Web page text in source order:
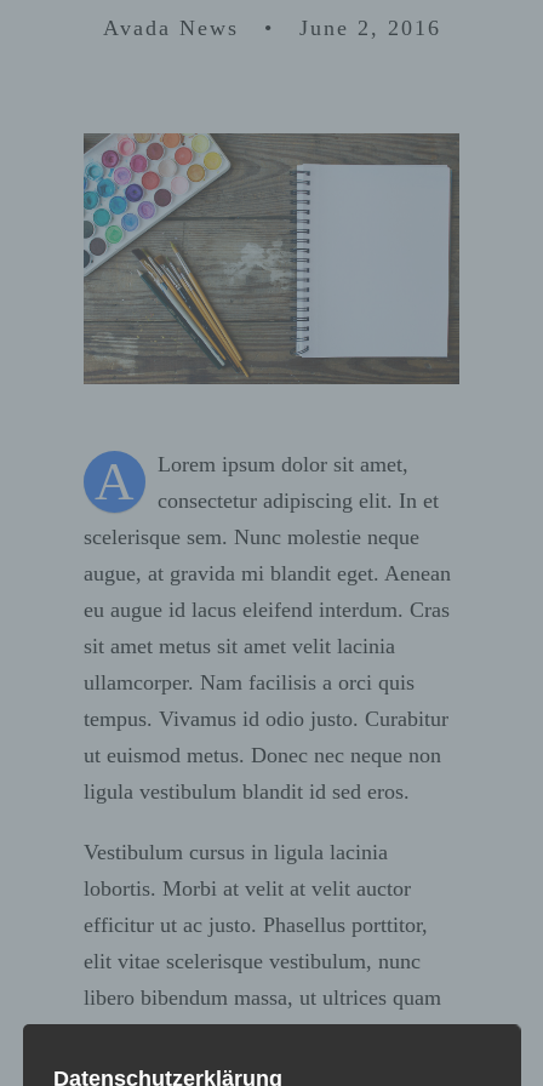
Avada News • June 2, 2016
A
Lorem ipsum dolor sit amet,
consectetur adipiscing elit. In et
scelerisque sem. Nunc molestie neque
augue, at gravida mi blandit eget. Aenean
eu augue id lacus eleifend interdum. Cras
sit amet metus sit amet velit lacinia
ullamcorper. Nam facilisis a orci quis
tempus. Vivamus id odio justo. Curabitur
ut euismod metus. Donec nec neque non
ligula vestibulum blandit id sed eros.
Vestibulum cursus in ligula lacinia
lobortis. Morbi at velit at velit auctor
efficitur ut ac justo. Phasellus porttitor,
elit vitae scelerisque vestibulum, nunc
libero bibendum massa, ut ultrices quam
Suspendisse maximus odio mollis massa
Datenschutzerklärung